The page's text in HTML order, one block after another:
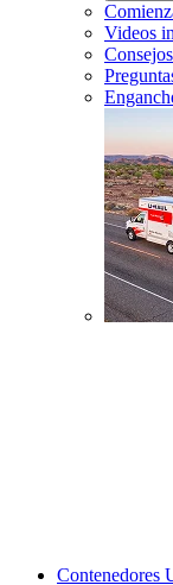
Videos
Contenedores